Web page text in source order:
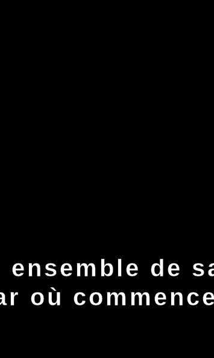
de
où